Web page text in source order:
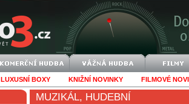
LUXUSNÍ BOXY KNIŽNÍ NOVINKY FILMOVÉ
MUZIKÁL, HUDEBNÍ